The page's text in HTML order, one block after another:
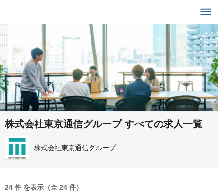
株式会社東京通信グループ すべての求人一覧
株式会社東京通信グループ
24 件 を表示（全 24 件）